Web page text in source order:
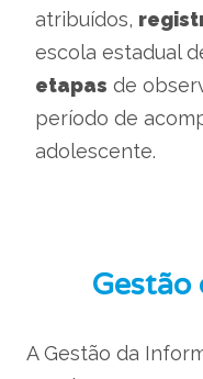
atribuídos,
escola estadual
etapas de
período de
adolescente.
Gestão
A Gestão da